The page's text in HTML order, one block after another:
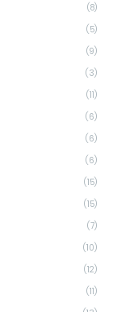
(8)
(5)
(9)
(3)
(11)
(6)
(6)
(6)
(15)
(15)
(7)
(10)
(12)
(11)